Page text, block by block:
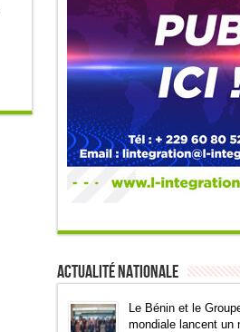
Actualité Nationale
Le Bénin et le
mondiale lancent un